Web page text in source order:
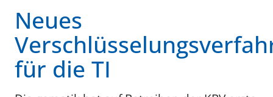
Neues
für die TI